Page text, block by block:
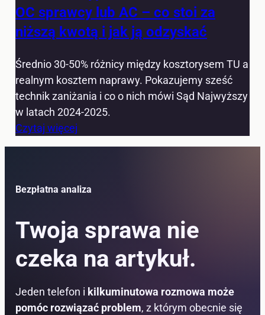
OC sprawcy lub AC – co stoi za
niższą kwotą i jak ją odzyskać
Średnio 30-50% różnicy między kosztorysem TU a
realnym kosztem naprawy. Pokazujemy sześć
technik zaniżania i co o nich mówi Sąd Najwyższy
w latach 2024-2025.
Czytaj więcej
Bezpłatna analiza
Twoja sprawa nie
czeka na artykuł.
Jeden telefon i kilkuminutowa rozmowa może
pomóc rozwiązać problem, z którym obecnie się